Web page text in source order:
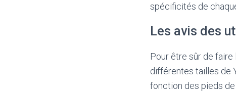
spécificités de
Les avis des
Pour être sûr de
différentes tailles de
fonction des pieds de